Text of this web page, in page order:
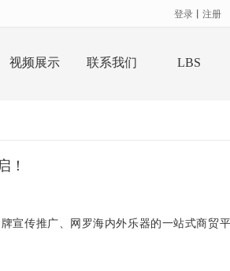
登录 丨 注册
视频展示 联系我们 LBS
！
宣传推广、网罗海内外乐器的一站式商贸